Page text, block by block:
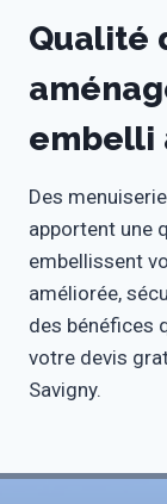
Qualité
embelli
Des
apportent une
embellissent
améliorée,
des bénéfices
votre devis
Savigny.